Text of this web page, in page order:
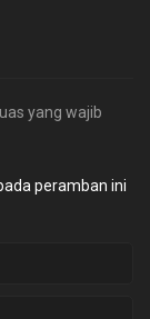
yang wajib
peramban ini